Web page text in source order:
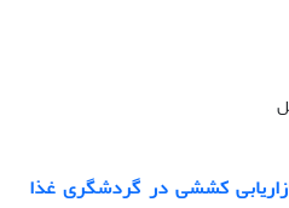
کششی در گردشگری غذا